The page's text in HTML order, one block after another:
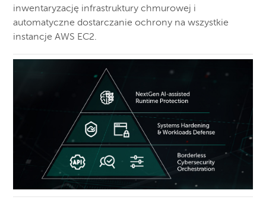
inwentaryzację infrastruktury chmurowej i
automatyczne dostarczanie ochrony na wszystkie
instancje AWS EC2.